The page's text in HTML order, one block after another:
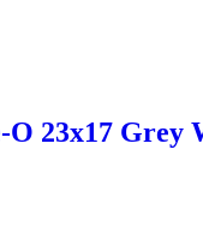
O 23x17 Grey